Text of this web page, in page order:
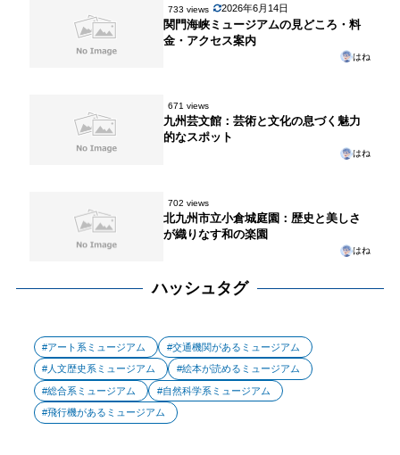
733 views 2026年6月14日
関門海峡ミュージアムの見どころ・料
金・アクセス案内
はね
671 views
九州芸文館：芸術と文化の息づく魅力
的なスポット
はね
702 views
北九州市立小倉城庭園：歴史と美しさ
が織りなす和の楽園
はね
ハッシュタグ
アート系ミュージアム 交通機関があるミュージアム
人文歴史系ミュージアム 絵本が読めるミュージアム
総合系ミュージアム 自然科学系ミュージアム
飛行機があるミュージアム